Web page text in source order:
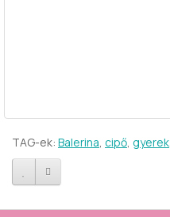
TAG-ek: Balerina cipő gyerek